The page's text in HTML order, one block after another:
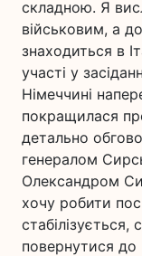
складною. Я
військовим, а
знаходиться в
участі у
Німеччині
покращилася
детально
генералом
Олександром
хочу робити
повернутися до